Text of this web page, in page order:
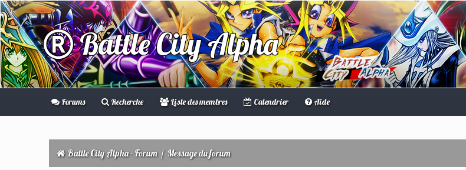
Battle City Alpha
Forums Recherche Liste des membres Calendrier Aide
Battle City Alpha - Forum / Message du forum